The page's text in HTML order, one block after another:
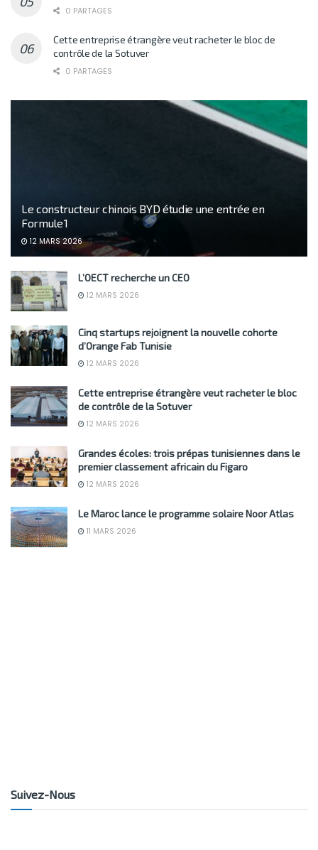
0 PARTAGES
Cette entreprise étrangère veut racheter le bloc de
contrôle de la Sotuver
0 PARTAGES
Le constructeur chinois BYD étudie une entrée en
Formule 1
12 MARS 2026
L’OECT recherche un CEO
12 MARS 2026
Cinq startups rejoignent la nouvelle cohorte
d’Orange Fab Tunisie
12 MARS 2026
Cette entreprise étrangère veut racheter le bloc
de contrôle de la Sotuver
12 MARS 2026
Grandes écoles: trois prépas tunisiennes dans le
premier classement africain du Figaro
12 MARS 2026
Le Maroc lance le programme solaire Noor Atlas
11 MARS 2026
Suivez-Nous